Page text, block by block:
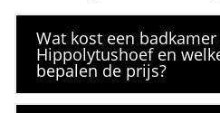
Wat kost een
Hippolytushoef en
bepalen de prijs?